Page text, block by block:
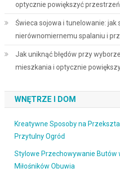
optycznie powiększyć przestrzeń
Świeca sojowa i tunelowanie:
nierównomiernemu spalaniu i
Jak uniknąć błędów przy
mieszkania i optycznie
WNĘTRZE I DOM
Kreatywne Sposoby na
Przytulny Ogród
Stylowe Przechowywanie Butów
Miłośników Obuwia